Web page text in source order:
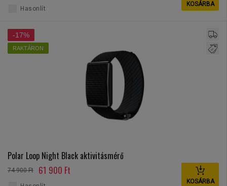
KOSÁRBA
Hasonlít
-17%
RAKTÁRON
Polar Loop Night Black aktivitásmérő
74 900 Ft 61 900 Ft
KOSÁRBA